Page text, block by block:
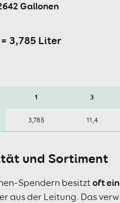
Gallonen
3,785 Liter
1 3
3,785 11,4
und Sortiment
Spendern besitztoft
aus der Leitung. Das